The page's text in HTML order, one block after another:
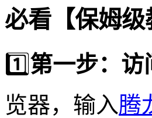
必看【保姆级
1️⃣第一步：访
览器，输入腾